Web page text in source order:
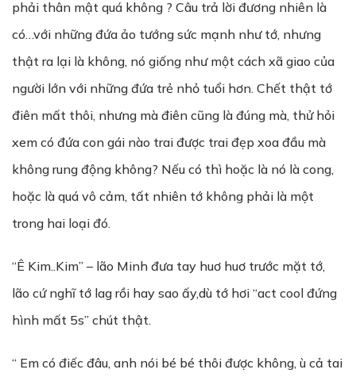
phải thân mật quá không ? Câu trả lời đương nhiên là
có…với những đứa ảo tướng sức mạnh như tớ, nhưng
thật ra lại là không, nó giống như một cách xã giao của
người lớn với những đứa trẻ nhỏ tuổi hơn. Chết thật tớ
điên mất thôi, nhưng mà điên cũng là đúng mà, thử hỏi
xem có đứa con gái nào trai được trai đẹp xoa đầu mà
không rung động không? Nếu có thì hoặc là nó là cong,
hoặc là quá vô cảm, tất nhiên tớ không phải là một
trong hai loại đó.
“Ê Kim..Kim” – lão Minh đưa tay huơ huơ trước mặt tớ,
lão cứ nghĩ tớ lag rồi hay sao ấy,dù tớ hơi “act cool đứng
hình mất 5s” chút thật.
“ Em có điếc đâu, anh nói bé bé thôi được không, ù cả tai